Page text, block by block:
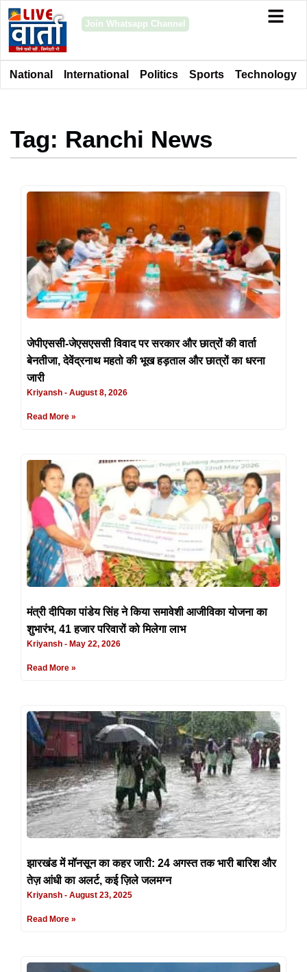
Join Whatsapp Channel
National International Politics Sports Technology
Tag: Ranchi News
जेपीएससी-जेएसएससी विवाद पर सरकार और छात्रों की वार्ता
बेनतीजा, देवेंद्रनाथ महतो की भूख हड़ताल और छात्रों का धरना
जारी
Kriyansh August 8, 2026
Read More »
मंत्री दीपिका पांडेय सिंह ने किया समावेशी आजीविका योजना का
शुभारंभ, 41 हजार परिवारों को मिलेगा लाभ
Kriyansh May 22, 2026
Read More »
झारखंड में मॉनसून का कहर जारी: 24 अगस्त तक भारी बारिश और
तेज़ आंधी का अलर्ट, कई ज़िले जलमग्न
Kriyansh August 23, 2025
Read More »